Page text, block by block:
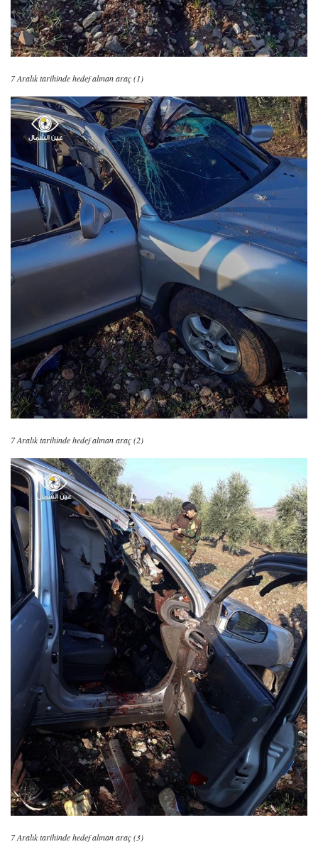
7 Aralık tarihinde hedef alınan araç (1)
7 Aralık tarihinde hedef alınan araç (2)
7 Aralık tarihinde hedef alınan araç (3)